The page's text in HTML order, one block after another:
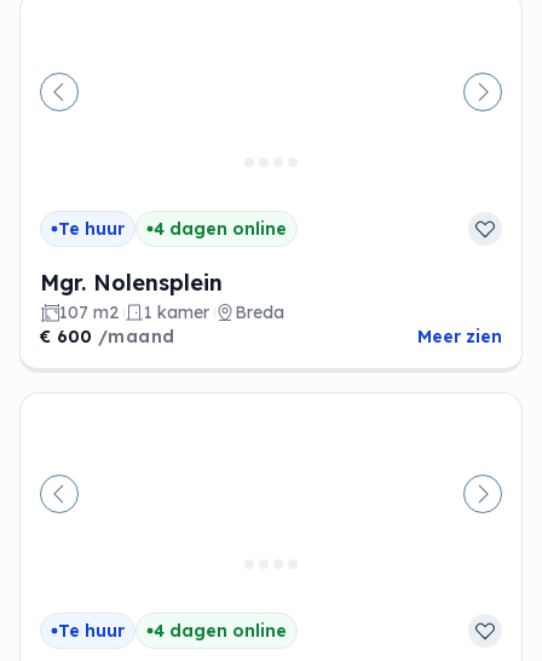
Vorige
Te huur 4 dagen online
Mgr. Nolensplein
107 m2 1 kamer
Breda
€ 600 /maand Meer zien
Vorige
Te huur 4 dagen online